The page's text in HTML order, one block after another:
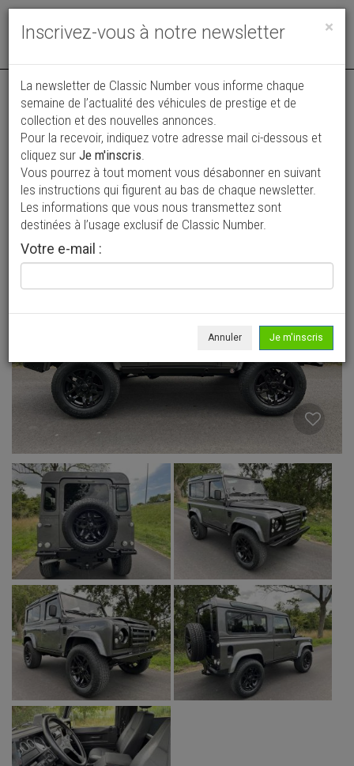
Toggle
Annonce publiée le 08/07/2026 ( il y a 31 jours )
LandRover Defender 90 Td5
26 000 €
2000 4 x 4 276 000 km
×
Inscrivez-vous à notre newsletter
La newsletter de Classic Number vous informe chaque
semaine de l’actualité des véhicules de prestige et de
collection et des nouvelles annonces.
Pour la recevoir, indiquez votre adresse mail ci-dessous et
cliquez sur Je m'inscris.
Vous pourrez à tout moment vous désabonner en suivant
les instructions qui figurent au bas de chaque newsletter.
Les informations que vous nous transmettez sont
destinées à l’usage exclusif de Classic Number.
Votre e-mail :
Annuler Je m'inscris